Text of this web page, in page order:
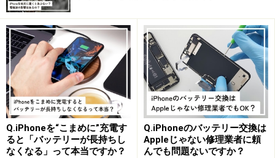
Q.iPhoneを“こまめに”充電す
ると「バッテリーが長持ちし
なくなる」って本当ですか？
Q.iPhoneのバッテリー交換は
Appleじゃない修理業者に頼
んでも問題ないですか？